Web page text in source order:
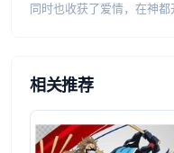
同时也收获了爱情，在神都
相关推荐